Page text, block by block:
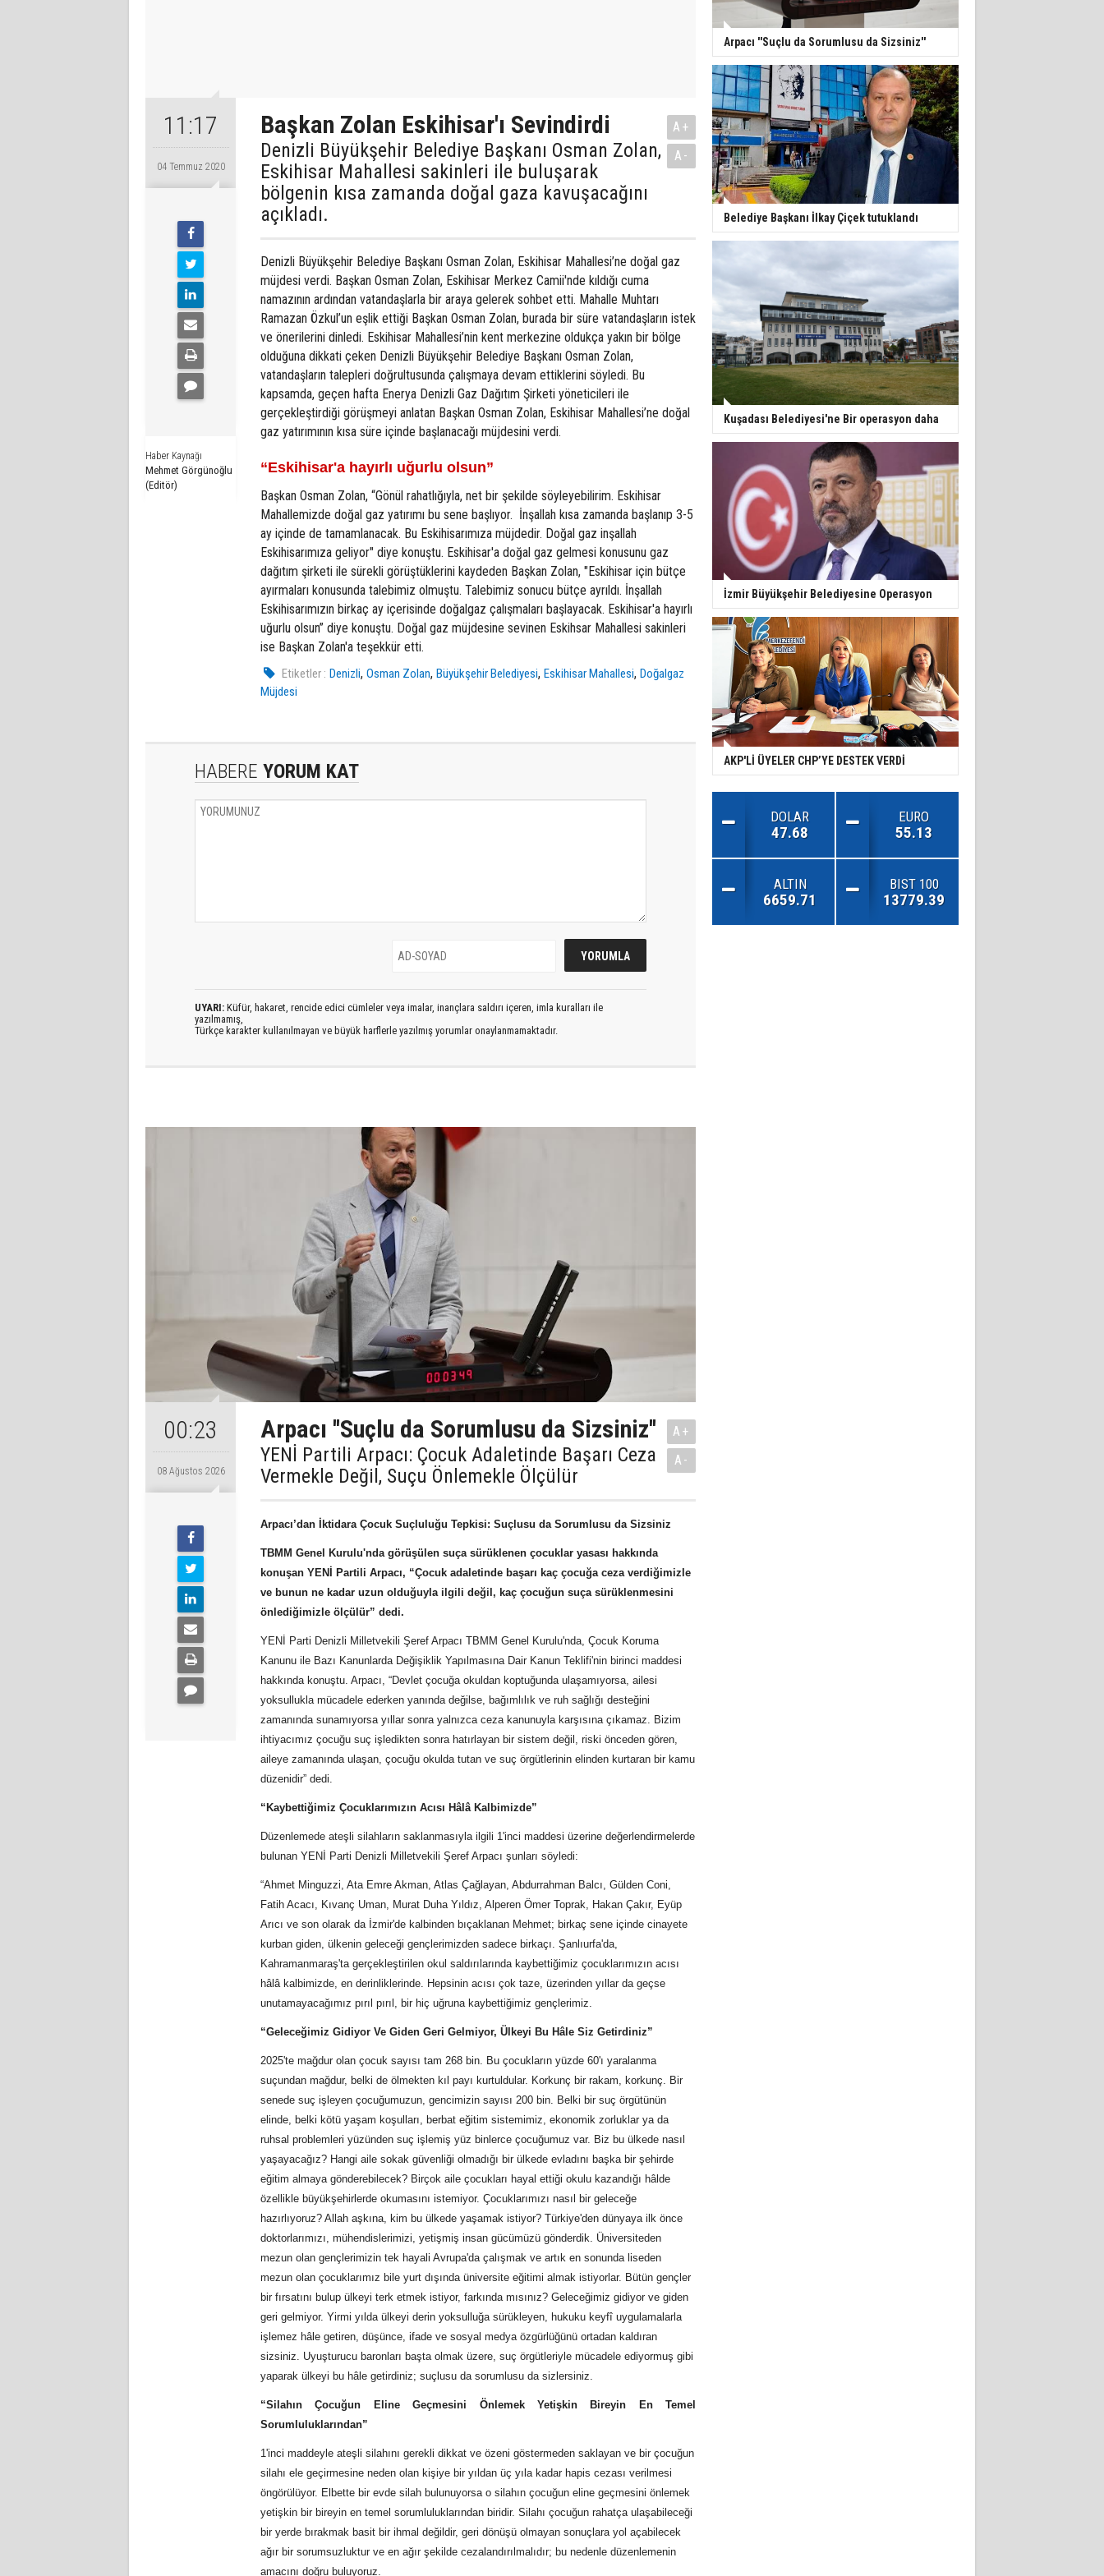
11:17
04 Temmuz 2020
Haber Kaynağı
Mehmet Görgünoğlu
(Editör)
Başkan Zolan Eskihisar'ı Sevindirdi
Denizli Büyükşehir Belediye Başkanı Osman Zolan,
Eskihisar Mahallesi sakinleri ile buluşarak
bölgenin kısa zamanda doğal gaza kavuşacağını
açıkladı.
A+
A-
Denizli Büyükşehir Belediye Başkanı Osman Zolan, Eskihisar Mahallesi’ne doğal gaz
müjdesi verdi. Başkan Osman Zolan, Eskihisar Merkez Camii'nde kıldığı cuma
namazının ardından vatandaşlarla bir araya gelerek sohbet etti. Mahalle Muhtarı
Ramazan Özkul’un eşlik ettiği Başkan Osman Zolan, burada bir süre vatandaşların istek
ve önerilerini dinledi. Eskihisar Mahallesi’nin kent merkezine oldukça yakın bir bölge
olduğuna dikkati çeken Denizli Büyükşehir Belediye Başkanı Osman Zolan,
vatandaşların talepleri doğrultusunda çalışmaya devam ettiklerini söyledi. Bu
kapsamda, geçen hafta Enerya Denizli Gaz Dağıtım Şirketi yöneticileri ile
gerçekleştirdiği görüşmeyi anlatan Başkan Osman Zolan, Eskihisar Mahallesi’ne doğal
gaz yatırımının kısa süre içinde başlanacağı müjdesini verdi.
“Eskihisar'a hayırlı uğurlu olsun”
Başkan Osman Zolan, “Gönül rahatlığıyla, net bir şekilde söyleyebilirim. Eskihisar
Mahallemizde doğal gaz yatırımı bu sene başlıyor. İnşallah kısa zamanda başlanıp 3-5
ay içinde de tamamlanacak. Bu Eskihisarımıza müjdedir. Doğal gaz inşallah
Eskihisarımıza geliyor" diye konuştu. Eskihisar'a doğal gaz gelmesi konusunu gaz
dağıtım şirketi ile sürekli görüştüklerini kaydeden Başkan Zolan, "Eskihisar için bütçe
ayırmaları konusunda talebimiz olmuştu. Talebimiz sonucu bütçe ayrıldı. İnşallah
Eskihisarımızın birkaç ay içerisinde doğalgaz çalışmaları başlayacak. Eskihisar'a hayırlı
uğurlu olsun” diye konuştu. Doğal gaz müjdesine sevinen Eskihsar Mahallesi sakinleri
ise Başkan Zolan'a teşekkür etti.
Etiketler : Denizli,Osman Zolan,Büyükşehir Belediyesi,Eskihisar Mahallesi,Doğalgaz
Müjdesi
HABERE YORUM KAT
UYARI: Küfür, hakaret, rencide edici cümleler veya imalar, inançlara saldırı içeren, imla kuralları ile
yazılmamış,
Türkçe karakter kullanılmayan ve büyük harflerle yazılmış yorumlar onaylanmamaktadır.
00:23
08 Ağustos 2026
Arpacı ''Suçlu da Sorumlusu da Sizsiniz''
YENİ Partili Arpacı: Çocuk Adaletinde Başarı Ceza
Vermekle Değil, Suçu Önlemekle Ölçülür
A+
A-
Arpacı’dan İktidara Çocuk Suçluluğu Tepkisi: Suçlusu da Sorumlusu da Sizsiniz
TBMM Genel Kurulu'nda görüşülen suça sürüklenen çocuklar yasası hakkında
konuşan YENİ Partili Arpacı, “Çocuk adaletinde başarı kaç çocuğa ceza verdiğimizle
ve bunun ne kadar uzun olduğuyla ilgili değil, kaç çocuğun suça sürüklenmesini
önlediğimizle ölçülür” dedi.
YENİ Parti Denizli Milletvekili Şeref Arpacı TBMM Genel Kurulu'nda, Çocuk Koruma
Kanunu ile Bazı Kanunlarda Değişiklik Yapılmasına Dair Kanun Teklifi'nin birinci maddesi
hakkında konuştu. Arpacı, “Devlet çocuğa okuldan koptuğunda ulaşamıyorsa, ailesi
yoksullukla mücadele ederken yanında değilse, bağımlılık ve ruh sağlığı desteğini
zamanında sunamıyorsa yıllar sonra yalnızca ceza kanunuyla karşısına çıkamaz. Bizim
ihtiyacımız çocuğu suç işledikten sonra hatırlayan bir sistem değil, riski önceden gören,
aileye zamanında ulaşan, çocuğu okulda tutan ve suç örgütlerinin elinden kurtaran bir kamu
düzenidir” dedi.
“Kaybettiğimiz Çocuklarımızın Acısı Hâlâ Kalbimizde”
Düzenlemede ateşli silahların saklanmasıyla ilgili 1'inci maddesi üzerine değerlendirmelerde
bulunan YENİ Parti Denizli Milletvekili Şeref Arpacı şunları söyledi:
“Ahmet Minguzzi, Ata Emre Akman, Atlas Çağlayan, Abdurrahman Balcı, Gülden Coni,
Fatih Acacı, Kıvanç Uman, Murat Duha Yıldız, Alperen Ömer Toprak, Hakan Çakır, Eyüp
Arıcı ve son olarak da İzmir'de kalbinden bıçaklanan Mehmet; birkaç sene içinde cinayete
kurban giden, ülkenin geleceği gençlerimizden sadece birkaçı. Şanlıurfa'da,
Kahramanmaraş'ta gerçekleştirilen okul saldırılarında kaybettiğimiz çocuklarımızın acısı
hâlâ kalbimizde, en derinliklerinde. Hepsinin acısı çok taze, üzerinden yıllar da geçse
unutamayacağımız pırıl pırıl, bir hiç uğruna kaybettiğimiz gençlerimiz.
“Geleceğimiz Gidiyor Ve Giden Geri Gelmiyor, Ülkeyi Bu Hâle Siz Getirdiniz”
2025'te mağdur olan çocuk sayısı tam 268 bin. Bu çocukların yüzde 60'ı yaralanma
suçundan mağdur, belki de ölmekten kıl payı kurtuldular. Korkunç bir rakam, korkunç. Bir
senede suç işleyen çocuğumuzun, gencimizin sayısı 200 bin. Belki bir suç örgütünün
elinde, belki kötü yaşam koşulları, berbat eğitim sistemimiz, ekonomik zorluklar ya da
ruhsal problemleri yüzünden suç işlemiş yüz binlerce çocuğumuz var. Biz bu ülkede nasıl
yaşayacağız? Hangi aile sokak güvenliği olmadığı bir ülkede evladını başka bir şehirde
eğitim almaya gönderebilecek? Birçok aile çocukları hayal ettiği okulu kazandığı hâlde
özellikle büyükşehirlerde okumasını istemiyor. Çocuklarımızı nasıl bir geleceğe
hazırlıyoruz? Allah aşkına, kim bu ülkede yaşamak istiyor? Türkiye'den dünyaya ilk önce
doktorlarımızı, mühendislerimizi, yetişmiş insan gücümüzü gönderdik. Üniversiteden
mezun olan gençlerimizin tek hayali Avrupa'da çalışmak ve artık en sonunda liseden
mezun olan çocuklarımız bile yurt dışında üniversite eğitimi almak istiyorlar. Bütün gençler
bir fırsatını bulup ülkeyi terk etmek istiyor, farkında mısınız? Geleceğimiz gidiyor ve giden
geri gelmiyor. Yirmi yılda ülkeyi derin yoksulluğa sürükleyen, hukuku keyfî uygulamalarla
işlemez hâle getiren, düşünce, ifade ve sosyal medya özgürlüğünü ortadan kaldıran
sizsiniz. Uyuşturucu baronları başta olmak üzere, suç örgütleriyle mücadele ediyormuş gibi
yaparak ülkeyi bu hâle getirdiniz; suçlusu da sorumlusu da sizlersiniz.
“Silahın Çocuğun Eline Geçmesini Önlemek Yetişkin Bireyin En Temel
Sorumluluklarından”
1'inci maddeyle ateşli silahını gerekli dikkat ve özeni göstermeden saklayan ve bir çocuğun
silahı ele geçirmesine neden olan kişiye bir yıldan üç yıla kadar hapis cezası verilmesi
öngörülüyor. Elbette bir evde silah bulunuyorsa o silahın çocuğun eline geçmesini önlemek
yetişkin bir bireyin en temel sorumluluklarından biridir. Silahı çocuğun rahatça ulaşabileceği
bir yerde bırakmak basit bir ihmal değildir, geri dönüşü olmayan sonuçlara yol açabilecek
ağır bir sorumsuzluktur ve en ağır şekilde cezalandırılmalıdır; bu nedenle düzenlemenin
amacını doğru buluyoruz.
Arpacı ''Suçlu da Sorumlusu da Sizsiniz''
Belediye Başkanı İlkay Çiçek tutuklandı
Kuşadası Belediyesi'ne Bir operasyon daha
İzmir Büyükşehir Belediyesine Operasyon
AKP'Lİ ÜYELER CHP’YE DESTEK VERDİ
DOLAR
47.68
EURO
55.13
ALTIN
6659.71
BIST 100
13779.39